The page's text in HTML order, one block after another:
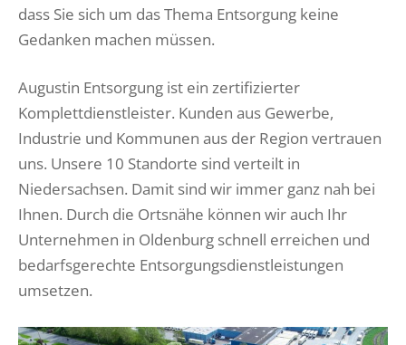
dass Sie sich um das Thema Entsorgung keine
Gedanken machen müssen.
Augustin Entsorgung ist ein zertifizierter
Komplettdienstleister. Kunden aus Gewerbe,
Industrie und Kommunen aus der Region vertrauen
uns. Unsere 10 Standorte sind verteilt in
Niedersachsen. Damit sind wir immer ganz nah bei
Ihnen. Durch die Ortsnähe können wir auch Ihr
Unternehmen in Oldenburg schnell erreichen und
bedarfsgerechte Entsorgungsdienstleistungen
umsetzen.